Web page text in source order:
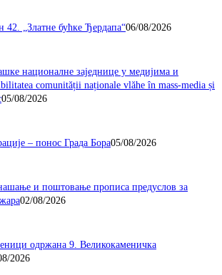
42. „Златне бућке Ђердапа“06/08/2026
националне заједнице у медијима и
comunității naționale vlăhe în mass-media și
05/08/2026
– понос Града Бора05/08/2026
и поштовање прописа предуслов за
02/08/2026
одржана 9. Великокаменичка
2026